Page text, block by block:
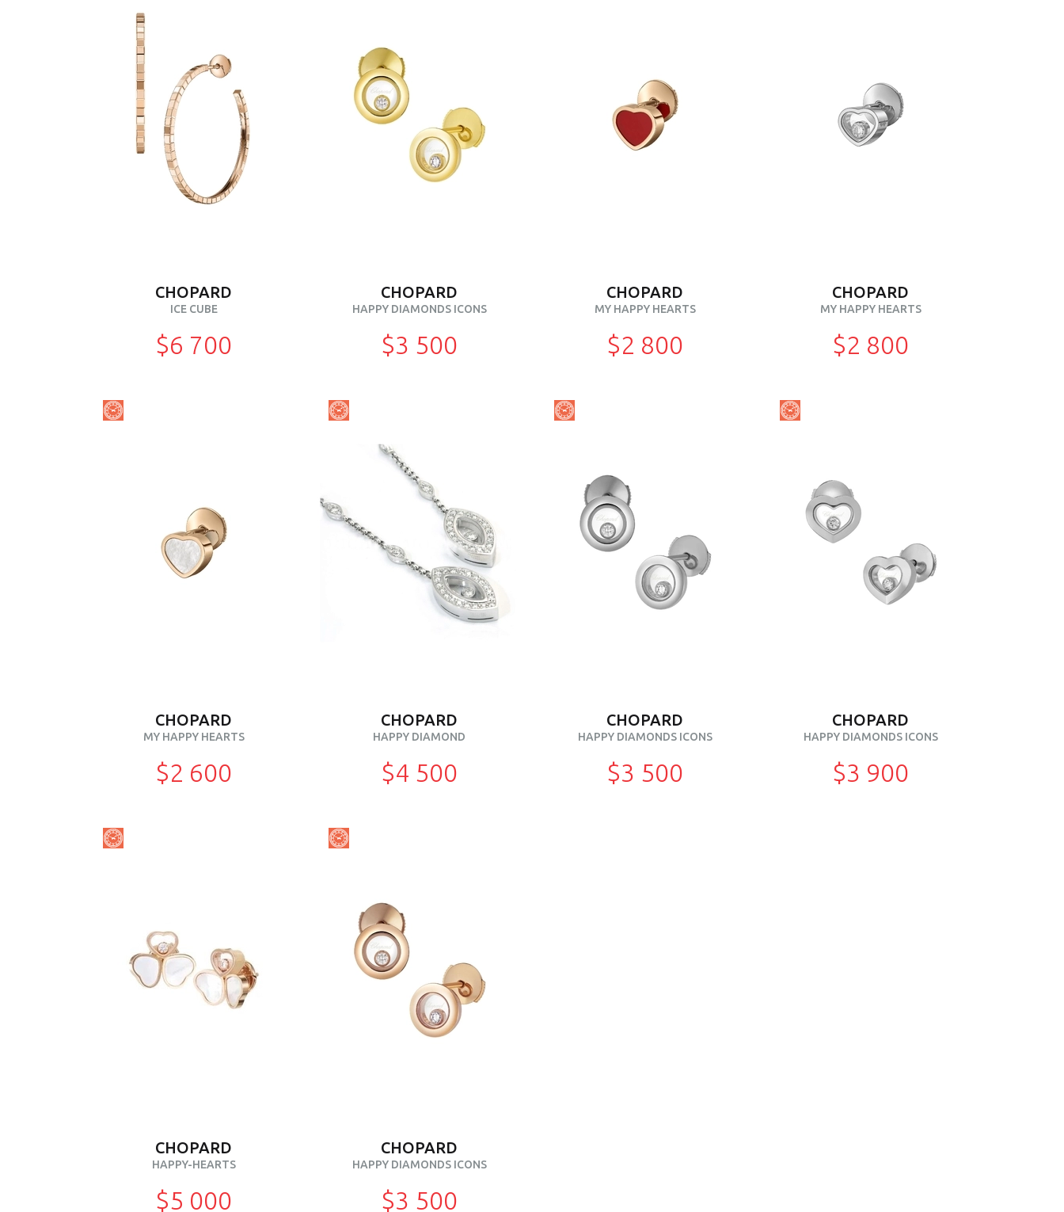
CHOPARD
ICE CUBE
$6 700
CHOPARD
HAPPY DIAMONDS ICONS
$3 500
CHOPARD
MY HAPPY HEARTS
$2 800
CHOPARD
MY HAPPY HEARTS
$2 800
CHOPARD
MY HAPPY HEARTS
$2 600
CHOPARD
HAPPY DIAMOND
$4 500
CHOPARD
HAPPY DIAMONDS ICONS
$3 500
CHOPARD
HAPPY DIAMONDS ICONS
$3 900
CHOPARD
HAPPY-HEARTS
$5 000
CHOPARD
HAPPY DIAMONDS ICONS
$3 500